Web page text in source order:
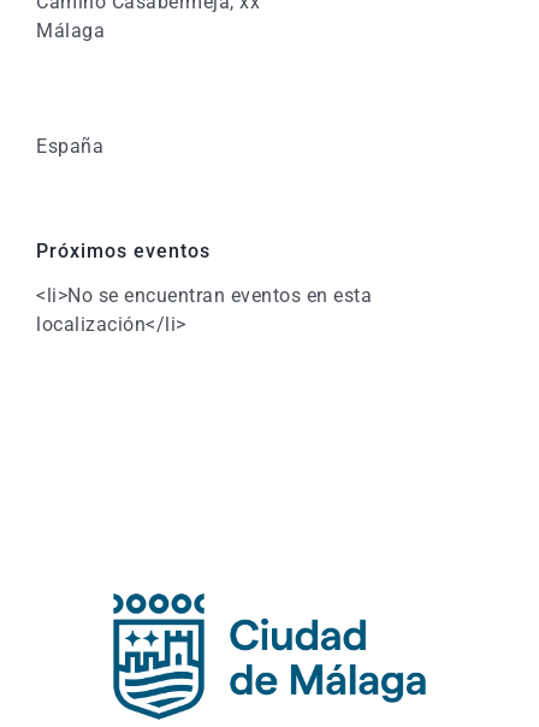
Málaga
España
Próximos eventos
<li>No se encuentran eventos en esta
localización</li>